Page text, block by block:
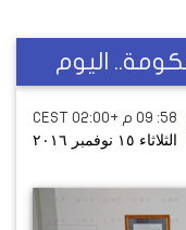
٥٨: ٠٩ م +02:00 CEST
الثلاثاء ١٥ نوفمبر ٢٠١٦